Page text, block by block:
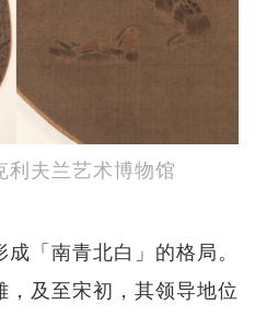
夫兰艺术博物馆
「南青北白」的格局。
及至宋初，其领导地位